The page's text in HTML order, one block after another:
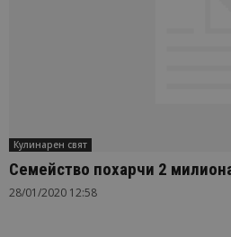
Кулинарен свят
Семейство похарчи 2
28/01/2020 12:58